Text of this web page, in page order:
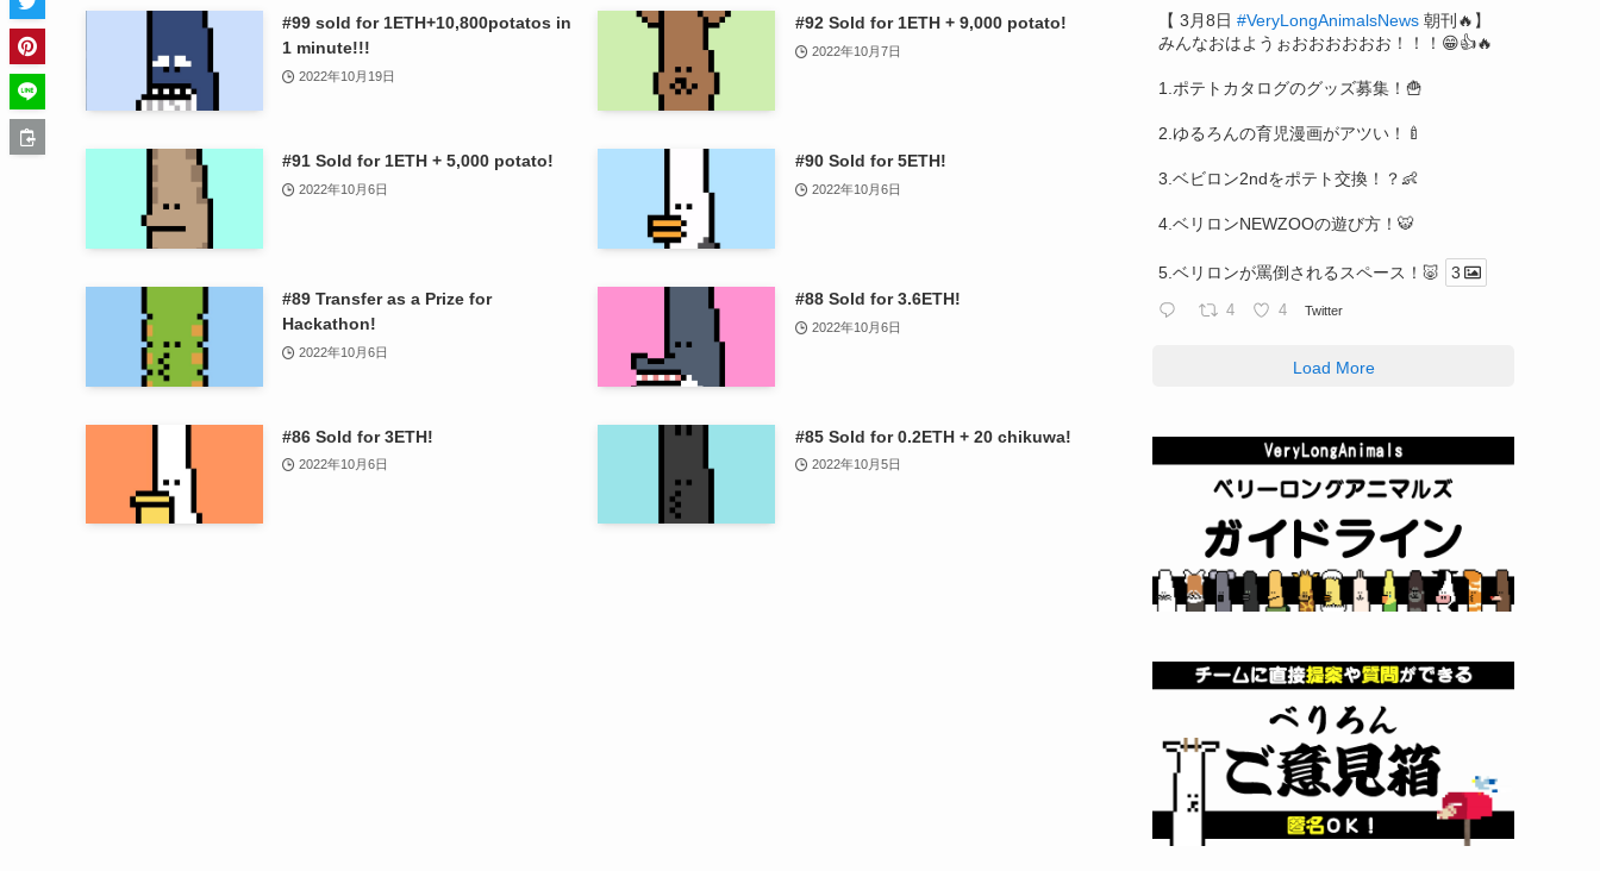
#99 sold for 1ETH+10,800potatos in
1 minute!!!
2022年10月19日
#92 Sold for 1ETH + 9,000 potato!
2022年10月7日
#91 Sold for 1ETH + 5,000 potato!
2022年10月6日
#90 Sold for 5ETH!
2022年10月6日
#89 Transfer as a Prize for
Hackathon!
2022年10月6日
#88 Sold for 3.6ETH!
2022年10月6日
#86 Sold for 3ETH!
2022年10月6日
#85 Sold for 0.2ETH + 20 chikuwa!
2022年10月5日
【 3月8日 #VeryLongAnimalsNews 朝刊🔥】
みんなおはようぉおおおおおお！！！😁👍🔥
1.ポテトカタログのグッズ募集！🍟
2.ゆるろんの育児漫画がアツい！🍼
3.ベビロン2ndをポテト交換！？👶
4.ベリロンNEWZOOの遊び方！🐯
5.ベリロンが罵倒されるスペース！🐷 3
4 4 Twitter
Load More